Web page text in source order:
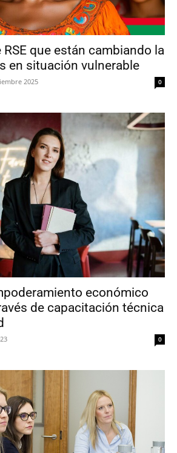
que están cambiando la
en situación vulnerable
2025 0
económico
de capacitación técnica
0